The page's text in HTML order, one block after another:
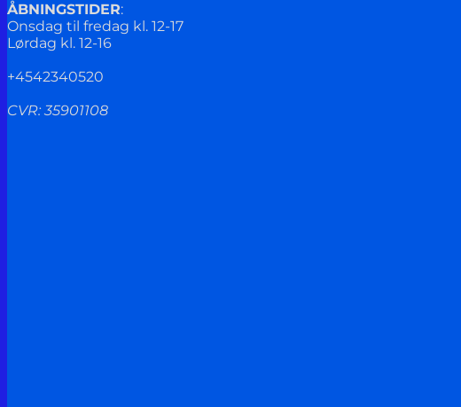
ÅBNINGSTIDER:
Onsdag til fredag kl. 12-17
Lørdag kl. 12-16
+4542340520
CVR: 35901108